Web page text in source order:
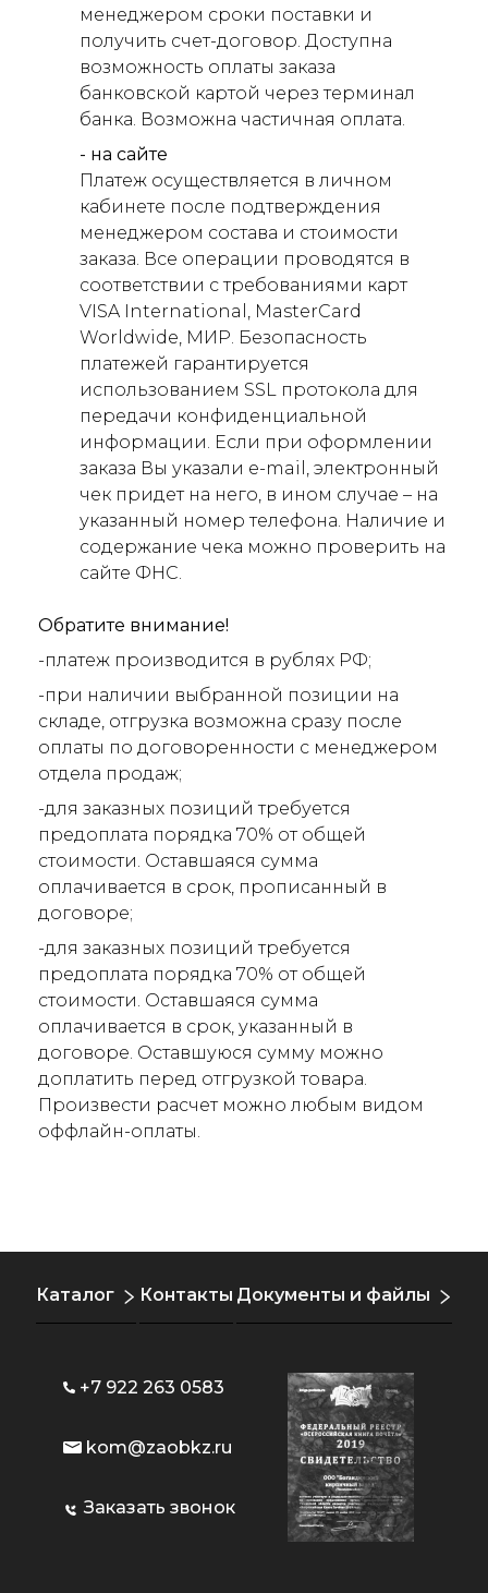
менеджером сроки поставки и
получить счет-договор. Доступна
возможность оплаты заказа
банковской картой через терминал
банка. Возможна частичная оплата.
- на сайте
Платеж осуществляется в личном
кабинете после подтверждения
менеджером состава и стоимости
заказа. Все операции проводятся в
соответствии с требованиями карт
VISA International, MasterCard
Worldwide, МИР. Безопасность
платежей гарантируется
использованием SSL протокола для
передачи конфиденциальной
информации. Если при оформлении
заказа Вы указали e-mail, электронный
чек придет на него, в ином случае – на
указанный номер телефона. Наличие и
содержание чека можно проверить на
сайте ФНС.
Обратите внимание!
-платеж производится в рублях РФ;
-при наличии выбранной позиции на
складе, отгрузка возможна сразу после
оплаты по договоренности с менеджером
отдела продаж;
-для заказных позиций требуется
предоплата порядка 70% от общей
стоимости. Оставшаяся сумма
оплачивается в срок, прописанный в
договоре;
-для заказных позиций требуется
предоплата порядка 70% от общей
стоимости. Оставшаяся сумма
оплачивается в срок, указанный в
договоре. Оставшуюся сумму можно
доплатить перед отгрузкой товара.
Произвести расчет можно любым видом
оффлайн-оплаты.
Каталог Контакты Документы и файлы
+7 922 263 0583
kom@zaobkz.ru
Заказать звонок